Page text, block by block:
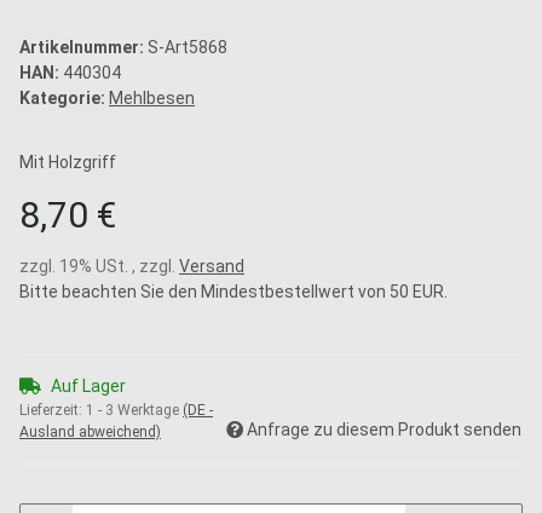
Artikelnummer: S-Art5868
HAN: 440304
Kategorie: Mehlbesen
Mit Holzgriff
8,70 €
zzgl. 19% USt. , zzgl. Versand
Bitte beachten Sie den Mindestbestellwert von 50 EUR.
Auf Lager
Lieferzeit: 1 - 3 Werktage (DE -
Ausland abweichend)
Anfrage zu diesem Produkt senden